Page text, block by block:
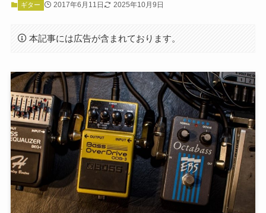
ギター 2017年6月11日 2025年10月9日
本記事には広告が含まれております。